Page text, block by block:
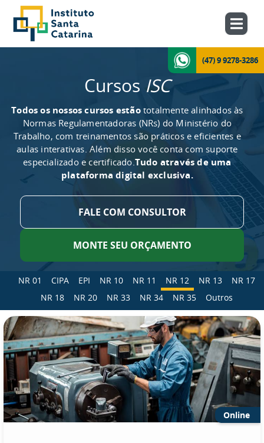
(47) 9 9278-3286
Cursos ISC
Todos os nossos cursos estãototalmente alinhados às
Normas Regulamentadoras (NRs) do Ministério do
Trabalho, com treinamentos são práticos e eficientes e
aulas interativas. Além disso você conta com suporte
especializado e certificado.Tudo através de uma
plataforma digital exclusiva.
FALE COM CONSULTOR
MONTE SEU ORÇAMENTO
NR 01 CIPA EPI NR 10 NR 11 NR 12 NR 13
NR 17
NR 18
NR 20 NR 33 NR 34 NR 35 Outros
Online